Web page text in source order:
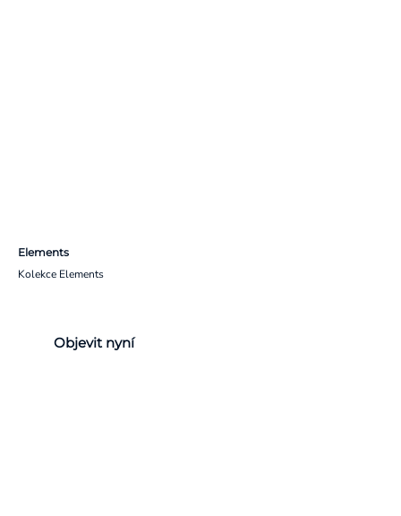
Elements
Kolekce Elements
Objevit nyní